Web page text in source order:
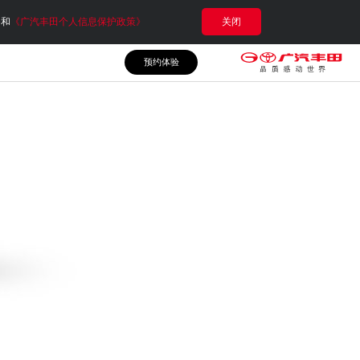
《广汽丰田个人信息保护政策》 关闭
预约体验